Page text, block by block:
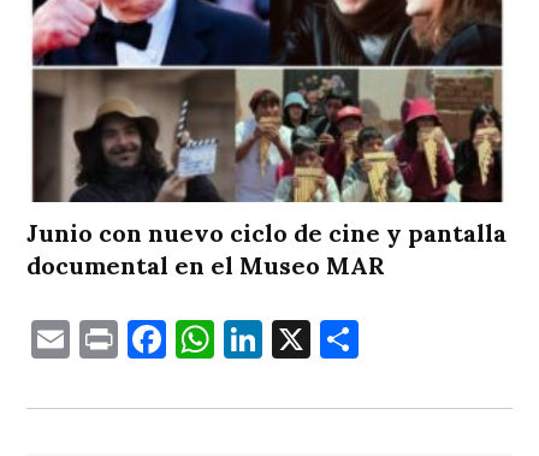
Junio con nuevo ciclo de cine y pantalla
documental en el Museo MAR
EmailPrintFacebook
WhatsApp
LinkedIn
X